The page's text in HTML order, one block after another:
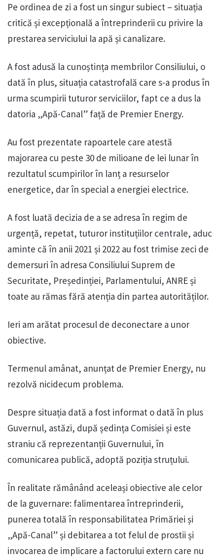
Pe ordinea de zi a fost un singur subiect – situația
critică și excepțională a întreprinderii cu privire la
prestarea serviciului la apă și canalizare.
A fost adusă la cunoștința membrilor Consiliului, o
dată în plus, situația catastrofală care s-a produs în
urma scumpirii tuturor serviciilor, fapt ce a dus la
datoria „Apă-Canal” față de Premier Energy.
Au fost prezentate rapoartele care atestă
majorarea cu peste 30 de milioane de lei lunar în
rezultatul scumpirilor în lanț a resurselor
energetice, dar în special a energiei electrice.
A fost luată decizia de a se adresa în regim de
urgență, repetat, tuturor instituțiilor centrale, aduc
aminte că în anii 2021 și 2022 au fost trimise zeci de
demersuri în adresa Consiliului Suprem de
Securitate, Președinției, Parlamentului, ANRE și
toate au rămas fără atenția din partea autorităților.
Ieri am arătat procesul de deconectare a unor
obiective.
Termenul amânat, anunțat de Premier Energy, nu
rezolvă nicidecum problema.
Despre situația dată a fost informat o dată în plus
Guvernul, astăzi, după ședința Comisiei și este
straniu că reprezentanții Guvernului, în
comunicarea publică, adoptă poziția struțului.
În realitate rămânând aceleași obiective ale celor
de la guvernare: falimentarea întreprinderii,
punerea totală în responsabilitatea Primăriei și
„Apă-Canal” și debitarea a tot felul de prostii și
invocarea de implicare a factorului extern care nu